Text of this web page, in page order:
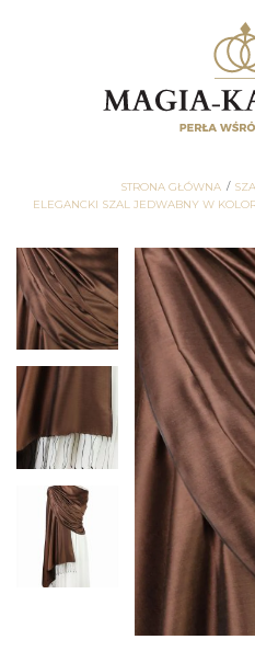
STRONA GŁÓWNA
ELEGANCKI SZAL JEDWABNY W